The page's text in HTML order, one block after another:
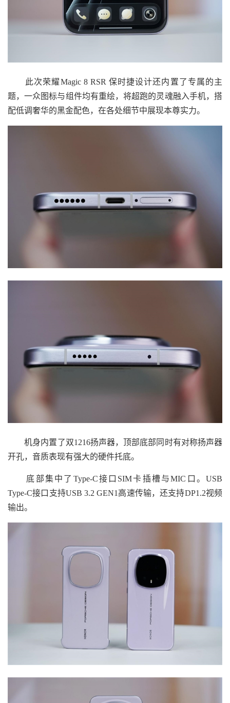
此次荣耀Magic 8 RSR 保时捷设计还内置了专属的主
题，一众图标与组件均有重绘，将超跑的灵魂融入手机，搭
配低调奢华的黑金配色，在各处细节中展现本尊实力。
机身内置了双1216扬声器，顶部底部同时有对称扬声器
开孔，音质表现有强大的硬件托底。
底部集中了Type-C接口SIM卡插槽与MIC口。USB
Type-C接口支持USB 3.2 GEN1高速传输，还支持DP1.2视频
输出。